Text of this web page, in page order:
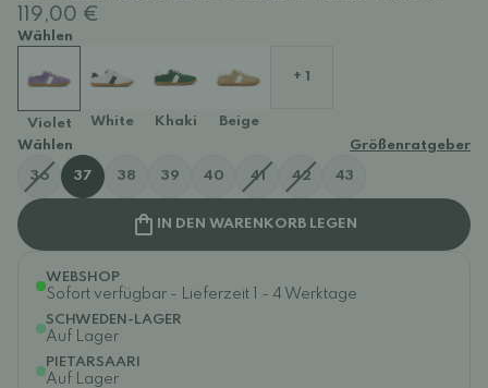
119,00 €
Wählen
Violet White Khaki Beige
+ 1
Wählen Größenratgeber
36 37 38 39 40 41 42 43
IN DEN WARENKORB LEGEN
WEBSHOP
Sofort verfügbar - Lieferzeit 1 - 4 Werktage
SCHWEDEN-LAGER
Auf Lager
PIETARSAARI
Auf Lager